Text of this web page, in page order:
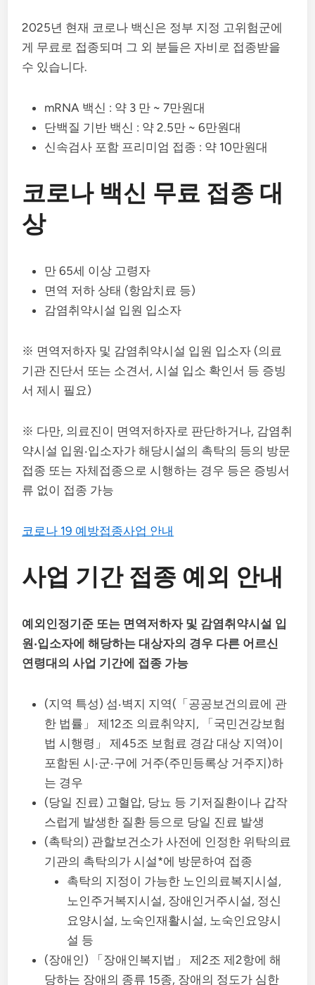
2025년 현재 코로나 백신은 정부 지정 고위험군에
게 무료로 접종되며 그 외 분들은 자비로 접종받을
수 있습니다.
mRNA 백신 : 약 3 만 ~ 7만원대
단백질 기반 백신 : 약 2.5만 ~ 6만원대
신속검사 포함 프리미엄 접종 : 약 10만원대
코로나 백신 무료 접종 대
상
만 65세 이상 고령자
면역 저하 상태 (항암치료 등)
감염취약시설 입원 입소자
※ 면역저하자 및 감염취약시설 입원 입소자 (의료
기관 진단서 또는 소견서, 시설 입소 확인서 등 증빙
서 제시 필요)
※ 다만, 의료진이 면역저하자로 판단하거나, 감염취
약시설 입원‧입소자가 해당시설의 촉탁의 등의 방문
접종 또는 자체접종으로 시행하는 경우 등은 증빙서
류 없이 접종 가능
코로나 19 예방접종사업 안내
사업 기간 접종 예외 안내
예외인정기준 또는 면역저하자 및 감염취약시설 입
원‧입소자에 해당하는 대상자의 경우 다른 어르신
연령대의 사업 기간에 접종 가능
(지역 특성) 섬‧벽지 지역(「공공보건의료에 관
한 법률」 제12조 의료취약지, 「국민건강보험
법 시행령」 제45조 보험료 경감 대상 지역)이
포함된 시‧군‧구에 거주(주민등록상 거주지)하
는 경우
(당일 진료) 고혈압, 당뇨 등 기저질환이나 갑작
스럽게 발생한 질환 등으로 당일 진료 발생
(촉탁의) 관할보건소가 사전에 인정한 위탁의료
기관의 촉탁의가 시설*에 방문하여 접종
촉탁의 지정이 가능한 노인의료복지시설,
노인주거복지시설, 장애인거주시설, 정신
요양시설, 노숙인재활시설, 노숙인요양시
설 등
(장애인) 「장애인복지법」 제2조 제2항에 해
당하는 장애의 종류 15종, 장애의 정도가 심한